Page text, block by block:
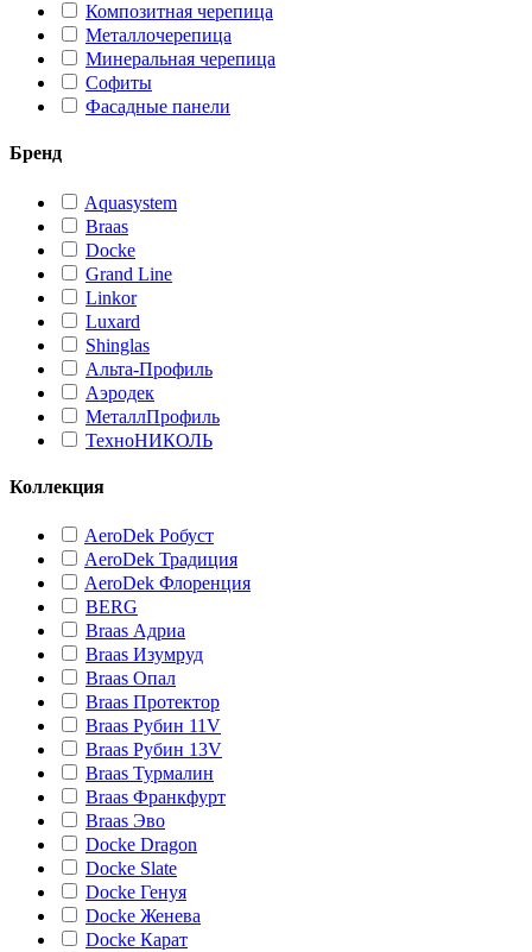
Композитная черепица
Металлочерепица
Минеральная черепица
Софиты
Фасадные панели
Бренд
Aquasystem
Braas
Docke
Grand Line
Linkor
Luxard
Shinglas
Альта-Профиль
Аэродек
МеталлПрофиль
ТехноНИКОЛЬ
Коллекция
AeroDek Робуст
AeroDek Традиция
AeroDek Флоренция
BERG
Braas Адриа
Braas Изумруд
Braas Опал
Braas Протектор
Braas Рубин 11V
Braas Рубин 13V
Braas Турмалин
Braas Франкфурт
Braas Эво
Docke Dragon
Docke Slate
Docke Генуя
Docke Женева
Docke Карат